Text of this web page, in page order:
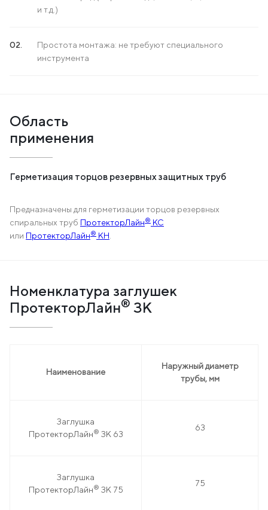
и т.д.)
Простота монтажа: не требуют специального
инструмента
Область
применения
Герметизация торцов резервных защитных труб
Предназначены для герметизации торцов резервных
спиральных труб ПротекторЛайн® КС
или ПротекторЛайн® КН
Номенклатура заглушек
ПротекторЛайн® ЗК
Наименование
Наружный диаметр
трубы, мм
Заглушка
ПротекторЛайн® ЗК 63
63
Заглушка
ПротекторЛайн® ЗК 75
75